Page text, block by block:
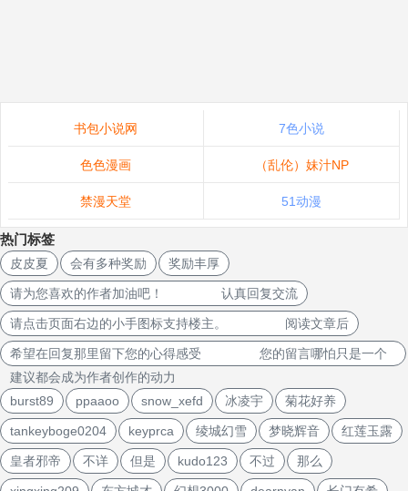
书包小说网 7色小说
色色漫画 （乱伦）妹汁NP
禁漫天堂 51动漫
热门标签
皮皮夏 会有多种奖励 奖励丰厚
请为您喜欢的作者加油吧！ 认真回复交流
请点击页面右边的小手图标支持楼主。 阅读文章后
希望在回复那里留下您的心得感受 您的留言哪怕只是一个
建议都会成为作者创作的动力
burst89
ppaaoo snow_xefd 冰凌宇 菊花好养
tankeyboge0204 keyprca 绫城幻雪 梦晓辉音 红莲玉露
皇者邪帝 不详 但是 kudo123 不过 那么